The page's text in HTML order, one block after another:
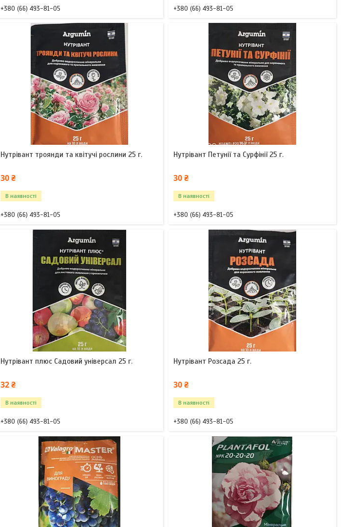
+380 (66) 493-81-05 +380 (66) 493-81-05
Нутрівант троянди та квітучі рослини 25 г.
30 ₴
В наявності
+380 (66) 493-81-05
Нутрівант Петунії та Сурфінії 25 г.
30 ₴
В наявності
+380 (66) 493-81-05
Нутрівант плюс Садовий універсал 25 г.
32 ₴
В наявності
+380 (66) 493-81-05
Нутрівант Розсада 25 г.
30 ₴
В наявності
+380 (66) 493-81-05